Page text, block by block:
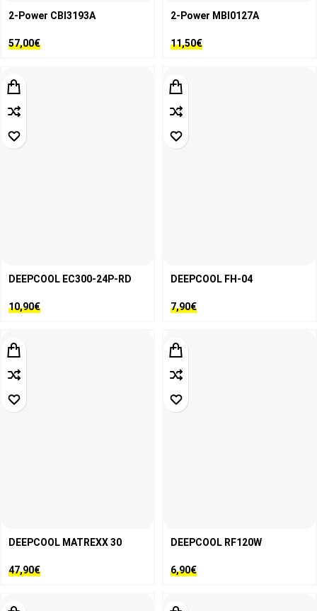
2-Power CBI3193A
57,00€
2-Power MBI0127A
11,50€
DEEPCOOL EC300-24P-RD
10,90€
DEEPCOOL FH-04
7,90€
DEEPCOOL MATREXX 30
47,90€
DEEPCOOL RF120W
6,90€